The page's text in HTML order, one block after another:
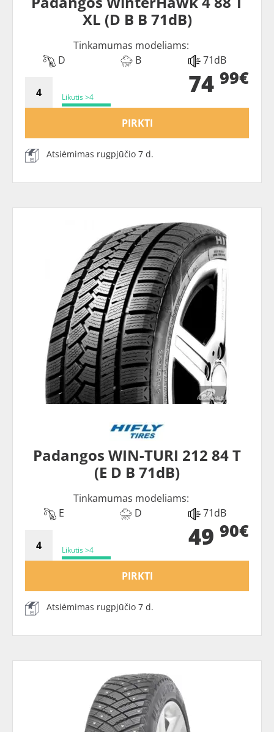
XL (D B B 71dB)
Tinkamumas modeliams:
D
B 71dB
Likutis >4 74 99€
PIRKTI
Atsiėmimas rugpjūčio 7 d.
Padangos WIN-TURI 212 84 T
(E D B 71dB)
Tinkamumas modeliams:
E
D 71dB
Likutis >4 49 90€
PIRKTI
Atsiėmimas rugpjūčio 7 d.